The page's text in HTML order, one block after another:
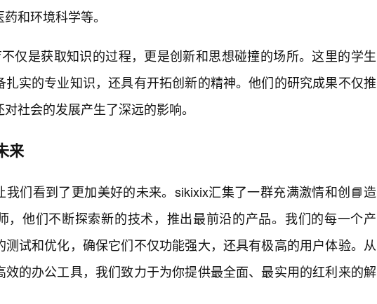
和环境科学等。
仅是获取知识的过程，更是创新和思想碰撞的场所。这里的学生
扎实的专业知识，还具有开拓创新的精神。他们的研究成果不仅推
社会的发展产生了深远的影响。
来
我们看到了更加美好的未来。sikixix汇集了一群充满激情和创📘造
，他们不断探索新的技术，推出最前沿的产品。我们的每一个产
测试和优化，确保它们不仅功能强大，还具有极高的用户体验。从
效的办公工具，我们致力于为你提供最全面、最实用的红利来的解